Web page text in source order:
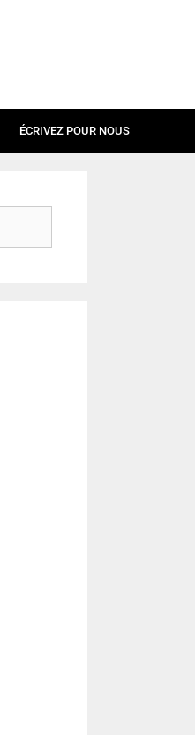
ÉCRIVEZ POUR NOUS